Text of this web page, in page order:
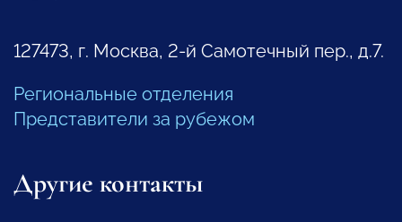
127473, г. Москва, 2-й Самотечный пер., д.7.
Региональные отделения
Представители за рубежом
Другие контакты